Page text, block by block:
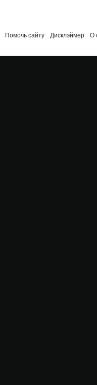
Помочь сайту Дисклэймер О